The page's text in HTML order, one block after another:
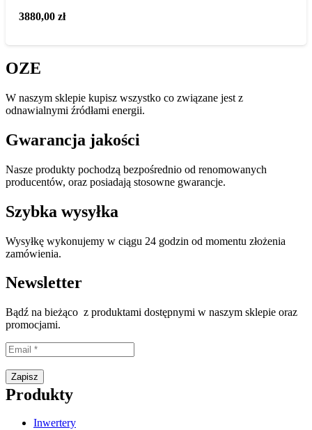
3880,00zł
OZE
W naszym sklepie kupisz wszystko co związane jest z
odnawialnymi źródłami energii.
Gwarancja jakości
Nasze produkty pochodzą bezpośrednio od renomowanych
producentów, oraz posiadają stosowne gwarancje.
Szybka wysyłka
Wysyłkę wykonujemy w ciągu 24 godzin od momentu złożenia
zamówienia.
Newsletter
Bądź na bieżąco z produktami dostępnymi w naszym sklepie oraz
promocjami.
Zapisz
Produkty
Inwertery